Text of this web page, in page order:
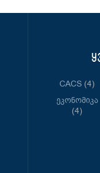
CACS (4)
Ეკონომიკა
(4)